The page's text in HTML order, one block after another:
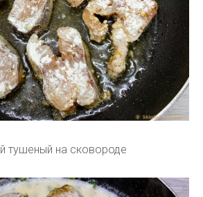
тушеный на сковороде